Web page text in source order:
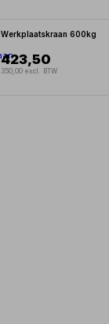
Werkplaatskraan 600kg
423,50
350,00 excl. BTW